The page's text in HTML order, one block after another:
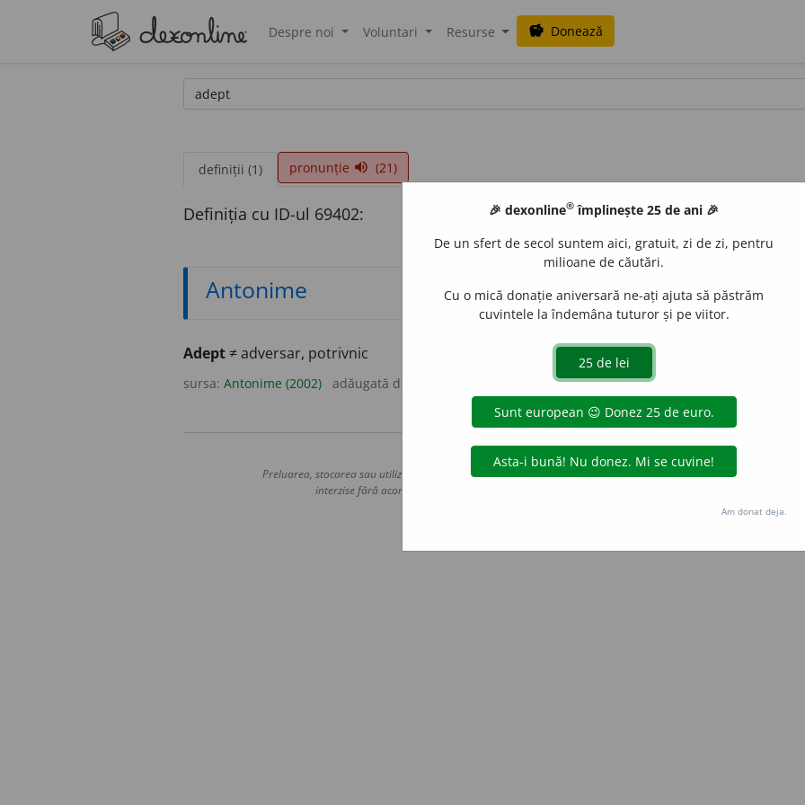
Despre noi Voluntari Resurse savings Donează
definiții (1) pronunție volume_up (21)
Definiția cu ID-ul 69402:
Antonime
Adept≠ adversar, potrivnic
sursa: Antonime (2002) adăugată de
Copyright © 2004-2026 dexonline (https://dexonline.ro)
Preluarea, stocarea sau utilizarea datelor de pe acest site, inclusiv prin orice metode de extragere automată
interzise fără acordul nostru prealabil scris, cu excepția seturilor de date oferite oficial spre utilizare
Hosterion
🎉 dexonline® împlinește 25 de ani 🎉
De un sfert de secol suntem aici, gratuit, zi de zi, pentru
milioane de căutări.
Cu o mică donație aniversară ne-ați ajuta să păstrăm
cuvintele la îndemâna tuturor și pe viitor.
Am donat deja.